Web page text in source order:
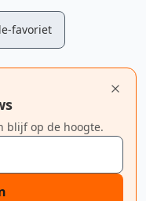
favoriet
blijf op de hoogte.